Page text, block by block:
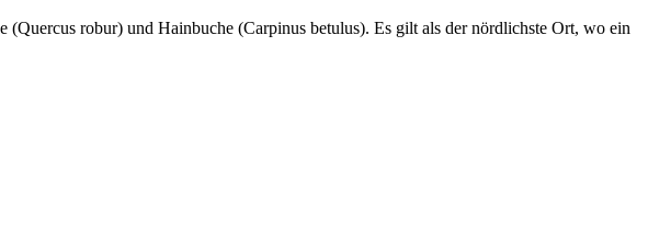
robur) und Hainbuche (Carpinus betulus). Es gilt als der nördlichste Ort, wo ein